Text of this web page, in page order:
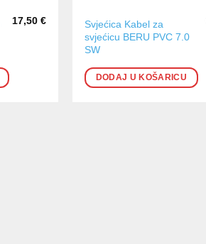
17,50 €
Svjećica Kabel za
svjećicu BERU PVC 7.0
SW
DODAJ U KOŠARICU